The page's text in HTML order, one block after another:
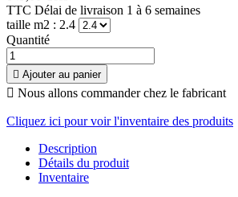
TTC Délai de livraison 1 à 6 semaines
taille m2 : 2.4
Quantité
 Ajouter au panier
 Nous allons commander chez le fabricant
Cliquez ici pour voir l'inventaire des produits
Description
Détails du produit
Inventaire